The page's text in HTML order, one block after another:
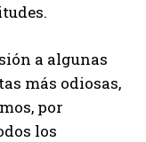
a algunas
más odiosas,
por
los